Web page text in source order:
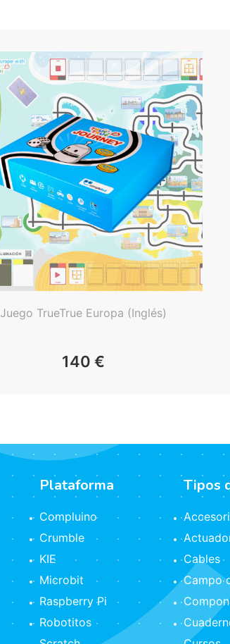
Juego TrueTrue Europa (Inglés)
140 €
Plataforma
Compluino
Crumble
KIE
Microbit
Raspberry Pi
Robotitos
Tipos
Cables
Campo